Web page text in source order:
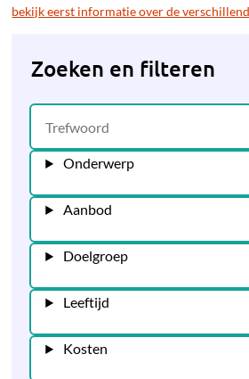
bekijk eerst informatie over de
Zoeken en filteren
Onderwerp
Aanbod
Doelgroep
Leeftijd
Kosten